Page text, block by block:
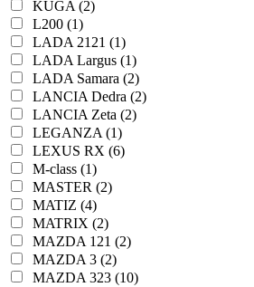
KUGA (2)
L200 (1)
LADA 2121 (1)
LADA Largus (1)
LADA Samara (2)
LANCIA Dedra (2)
LANCIA Zeta (2)
LEGANZA (1)
LEXUS RX (6)
M-class (1)
MASTER (2)
MATIZ (4)
MATRIX (2)
MAZDA 121 (2)
MAZDA 3 (2)
MAZDA 323 (10)